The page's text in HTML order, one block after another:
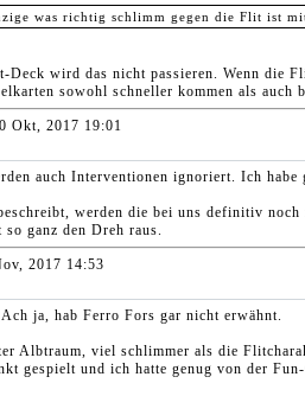
was richtig schlimm gegen die Flit ist
Deck wird das nicht passieren. Wenn die
sowohl schneller kommen als auch
Okt, 2017 19:01
auch Interventionen ignoriert. Ich
werden die bei uns definitiv
so ganz den Dreh raus.
2017 14:53
ja, hab Ferro Fors gar nicht erwähnt.
Albtraum, viel schlimmer als die
gespielt und ich hatte genug von der